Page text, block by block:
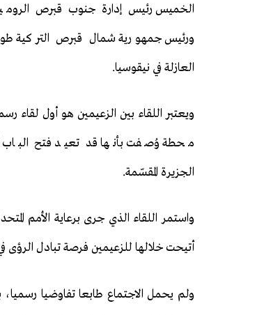
الخميس رئيس إدارة جنوب قبرص
ورئيس جمهورية شمال قبرص التركية
العازلة في نيقوسيا.
محطة وُصفت بأنها قد تعيد فتح الباب
الجزيرة المقسّمة.
واستمر اللقاء الذي جرى برعاية الأمم
أتيحت خلالها للزعيمين فرصة تبادل الرؤى
ولم يحمل الاجتماع طابعا تفاوضيا